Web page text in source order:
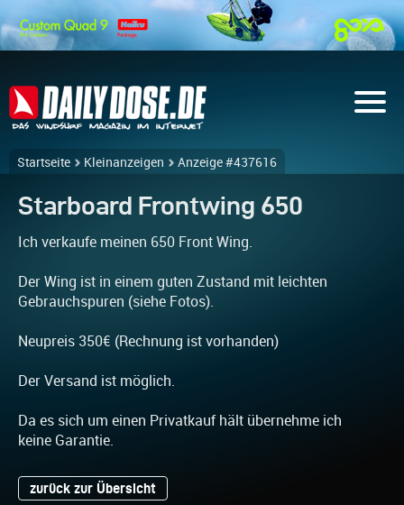
Startseite Kleinanzeigen Anzeige #437616
Starboard Frontwing 650
Ich verkaufe meinen 650 Front Wing.
Der Wing ist in einem guten Zustand mit leichten
Gebrauchspuren (siehe Fotos).
Neupreis 350€ (Rechnung ist vorhanden)
Der Versand ist möglich.
Da es sich um einen Privatkauf hält übernehme ich
keine Garantie.
zurück zur Übersicht